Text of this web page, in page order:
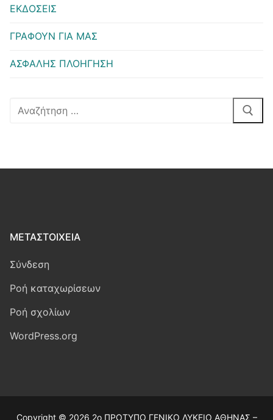
ΕΚΔΟΣΕΙΣ
ΓΡΑΦΟΥΝ ΓΙΑ ΜΑΣ
ΑΣΦΑΛΗΣ ΠΛΟΗΓΗΣΗ
Αναζήτηση
ΜΕΤΑΣΤΟΙΧΕΊΑ
Σύνδεση
Ροή καταχωρίσεων
Ροή σχολίων
WordPress.org
Copyright © 2026 2ο ΠΡΟΤΥΠΟ ΓΕΝΙΚΟ ΛΥΚΕΙΟ ΑΘΗΝΑΣ –